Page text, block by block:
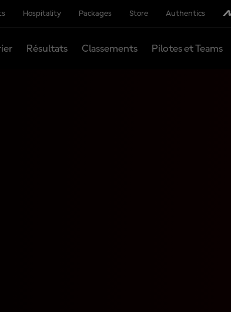
Hospitality Packages Store Authentics
Résultats Classements Pilotes et Teams